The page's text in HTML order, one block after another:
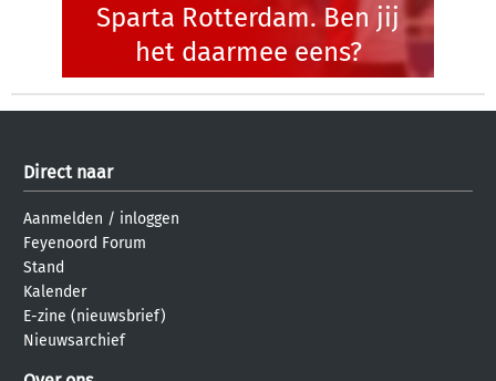
Sparta Rotterdam. Ben jij
het daarmee eens?
Direct naar
Aanmelden / inloggen
Feyenoord Forum
Stand
Kalender
E-zine (nieuwsbrief)
Nieuwsarchief